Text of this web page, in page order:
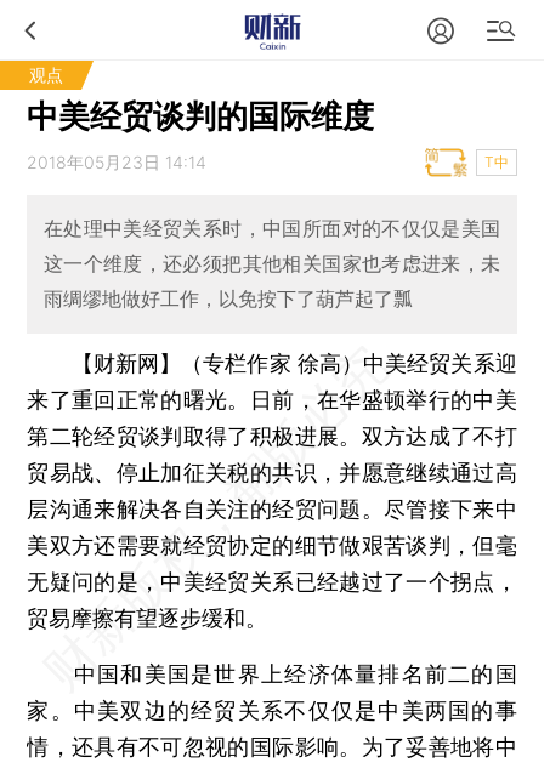
观点
中美经贸谈判的国际维度
2018年05月23日 14:14 T中
在处理中美经贸关系时，中国所面对的不仅仅是美国
这一个维度，还必须把其他相关国家也考虑进来，未
雨绸缪地做好工作，以免按下了葫芦起了瓢
【财新网】（专栏作家 徐高） 中美经贸关系迎
来了重回正常的曙光。日前，在华盛顿举行的中美
第二轮经贸谈判取得了积极进展。双方达成了不打
贸易战、停止加征关税的共识，并愿意继续通过高
层沟通来解决各自关注的经贸问题。尽管接下来中
美双方还需要就经贸协定的细节做艰苦谈判，但毫
无疑问的是，中美经贸关系已经越过了一个拐点，
贸易摩擦有望逐步缓和。
中国和美国是世界上经济体量排名前二的国
家。中美双边的经贸关系不仅仅是中美两国的事
情，还具有不可忽视的国际影响。为了妥善地将中